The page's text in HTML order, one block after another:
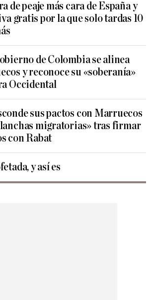
de peaje más cara de España y
gratis por la que solo tardas 10
de Colombia se alinea
y reconoce su «soberanía»
Occidental
sus pactos con Marruecos
migratorias» tras firmar
con Rabat
y así es